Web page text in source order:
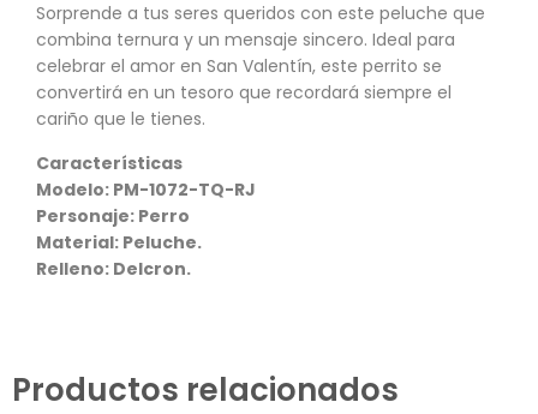
Sorprende a tus seres queridos con este peluche que
combina ternura y un mensaje sincero. Ideal para
celebrar el amor en San Valentín, este perrito se
convertirá en un tesoro que recordará siempre el
cariño que le tienes.
Características
Modelo: PM-1072-TQ-RJ
Personaje: Perro
Material: Peluche.
Relleno: Delcron.
Productos relacionados